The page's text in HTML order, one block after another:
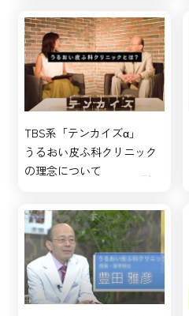
TBS系「テンカイズα」
うるおい皮ふ科クリニック
の理念について